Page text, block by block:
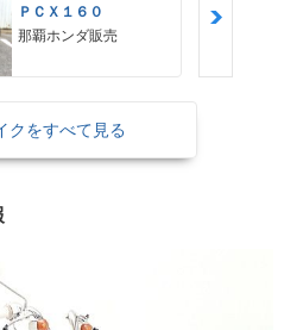
ＰＣＸ１６０
那覇ホンダ販売
クをすべて見る